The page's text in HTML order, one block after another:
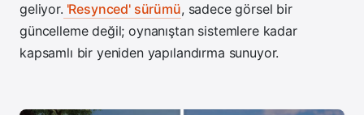
geliyor. 'Resynced' sürümü, sadece görsel bir
güncelleme değil; oynanıştan sistemlere kadar
kapsamlı bir yeniden yapılandırma sunuyor.